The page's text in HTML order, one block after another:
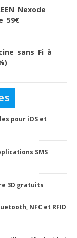
Nexode
59€
sans Fi à
pour iOS et
SMS
3D gratuits
NFC et RFID